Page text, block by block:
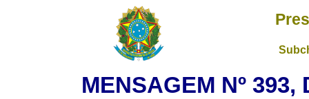
MENSAGEM Nº 393,